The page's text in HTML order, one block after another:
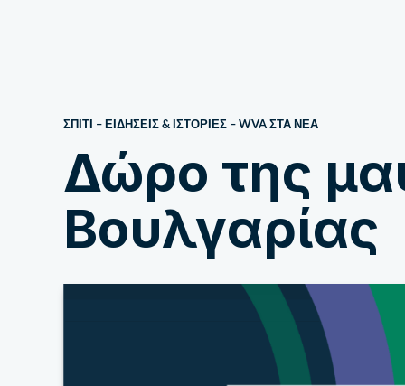
ΣΠΙΤΙ –ΕΙΔΗΣΕΙΣ & ΙΣΤΟΡΙΕΣ –WVA ΣΤΑ ΝΈΑ
Δώρο της
Βουλγαρίας